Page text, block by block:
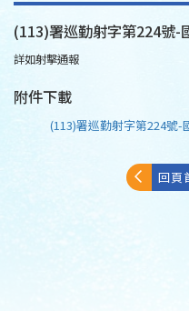
(113)署巡勤射字第224號-
詳如射擊通報
附件下載
(113)署巡勤射字第224號
回頁